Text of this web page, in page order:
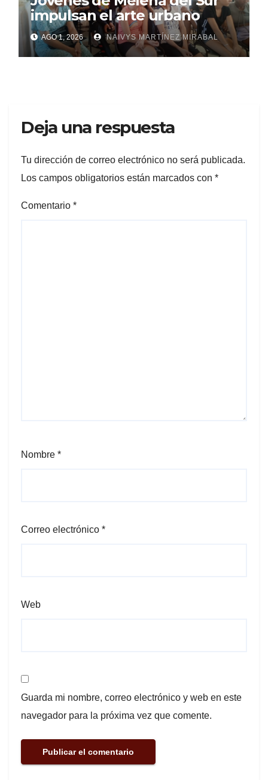
impulsan el arte urbano
AGO 1, 2026 NAIVYS MARTÍNEZ MIRABAL
Deja una respuesta
Tu dirección de correo electrónico no será publicada.
Los campos obligatorios están marcados con *
Comentario *
Nombre *
Correo electrónico *
Web
Guarda mi nombre, correo electrónico y web en este
navegador para la próxima vez que comente.